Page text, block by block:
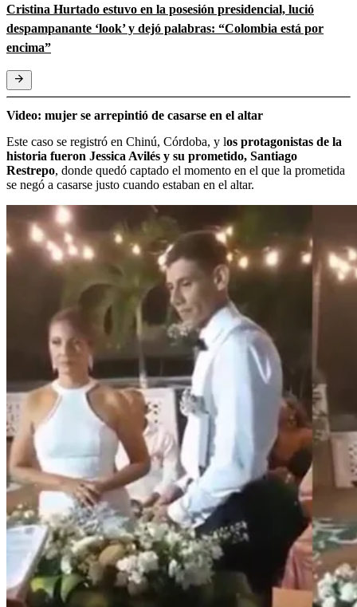
Cristina Hurtado estuvo en la posesión presidencial, lució
despampanante ‘look’ y dejó palabras: “Colombia está por
encima”
Video: mujer se arrepintió de casarse en el altar
Este caso se registró en Chinú, Córdoba, y los protagonistas de la
historia fueron Jessica Avilés y su prometido, Santiago
Restrepo, donde quedó captado el momento en el que la prometida
se negó a casarse justo cuando estaban en el altar.